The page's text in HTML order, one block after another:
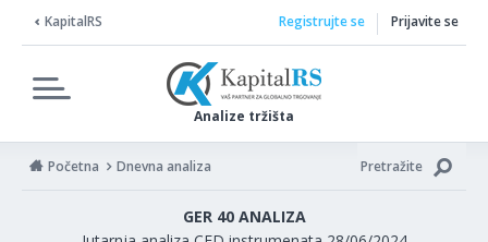
KapitalRS
Analize tržišta
Registrujte se Prijavite se
Početna Dnevna analiza Pretražite
GER 40 ANALIZA